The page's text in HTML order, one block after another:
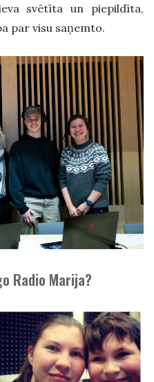
svētīta un piepildīta,
par visu saņemto.
Radio Marija?